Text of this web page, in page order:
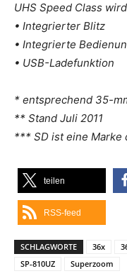
UHS Speed Class
• Integrierter Blitz
• Integrierte
• USB-Ladefunktion
* entsprechend 35-
** Stand Juli 2011
*** SD ist eine Marke
teilen
RSS-feed
SCHLAGWORTE 36x
SP-810UZ
Superzoom